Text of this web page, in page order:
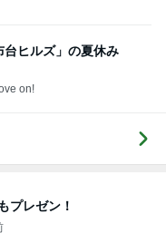
ヒルズ」の夏休み
to move on!
プレゼン！